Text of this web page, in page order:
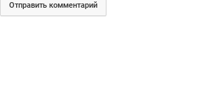
Отправить комментарий